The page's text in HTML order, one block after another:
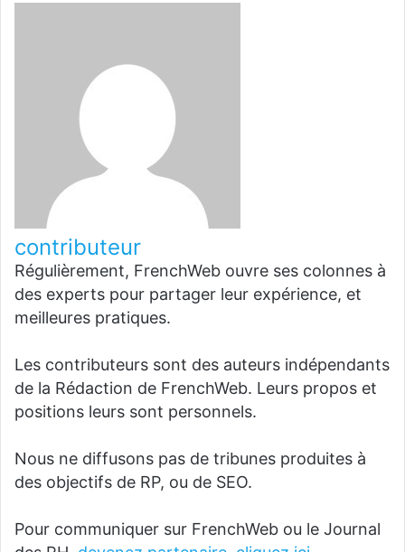
contributeur
Régulièrement, FrenchWeb ouvre ses colonnes à
des experts pour partager leur expérience, et
meilleures pratiques.
Les contributeurs sont des auteurs indépendants
de la Rédaction de FrenchWeb. Leurs propos et
positions leurs sont personnels.
Nous ne diffusons pas de tribunes produites à
des objectifs de RP, ou de SEO.
Pour communiquer sur FrenchWeb ou le Journal